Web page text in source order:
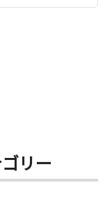
リー